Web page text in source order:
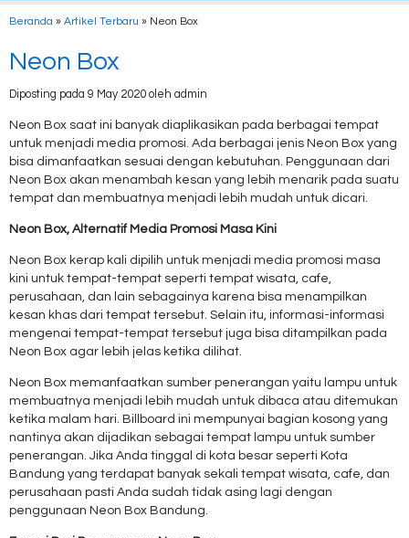
Beranda » Artikel Terbaru » Neon Box
Neon Box
Diposting pada 9 May 2020 oleh admin
Neon Box saat ini banyak diaplikasikan pada berbagai tempat
untuk menjadi media promosi. Ada berbagai jenis Neon Box yang
bisa dimanfaatkan sesuai dengan kebutuhan. Penggunaan dari
Neon Box akan menambah kesan yang lebih menarik pada suatu
tempat dan membuatnya menjadi lebih mudah untuk dicari.
Neon Box, Alternatif Media Promosi Masa Kini
Neon Box kerap kali dipilih untuk menjadi media promosi masa
kini untuk tempat-tempat seperti tempat wisata, cafe,
perusahaan, dan lain sebagainya karena bisa menampilkan
kesan khas dari tempat tersebut. Selain itu, informasi-informasi
mengenai tempat-tempat tersebut juga bisa ditampilkan pada
Neon Box agar lebih jelas ketika dilihat.
Neon Box memanfaatkan sumber penerangan yaitu lampu untuk
membuatnya menjadi lebih mudah untuk dibaca atau ditemukan
ketika malam hari. Billboard ini mempunyai bagian kosong yang
nantinya akan dijadikan sebagai tempat lampu untuk sumber
penerangan. Jika Anda tinggal di kota besar seperti Kota
Bandung yang terdapat banyak sekali tempat wisata, cafe, dan
perusahaan pasti Anda sudah tidak asing lagi dengan
penggunaan Neon Box Bandung.